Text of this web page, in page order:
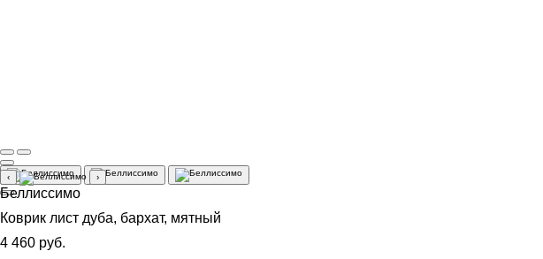
‹ ›
Беллиссимо
Коврик лист дуба, бархат, мятный
4 460 руб.